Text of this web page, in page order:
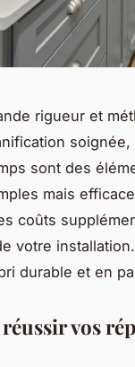
rigueur et
sont des
mais
coûts
votre
durable et en
vos